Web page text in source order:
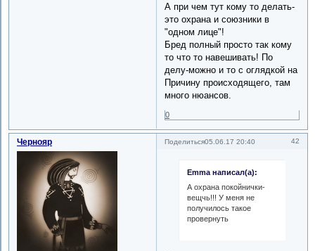
А при чем тут кому то делать-
это охрана и союзники в
"одном лице"!
Бред полный просто так кому
то что то навешивать! По
делу-можно и то с оглядкой на
Причину происходящего, там
много нюансов.
0
Поделиться 42
05.06.17 20:40
Чернояр
Emma написал(а):
А охрана покойнички-
вещчь!!! У меня не
получилось такое
провернуть